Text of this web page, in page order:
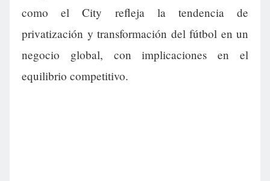
como el City refleja la tendencia de
privatización y transformación del fútbol en un
negocio global, con implicaciones en el
equilibrio competitivo.